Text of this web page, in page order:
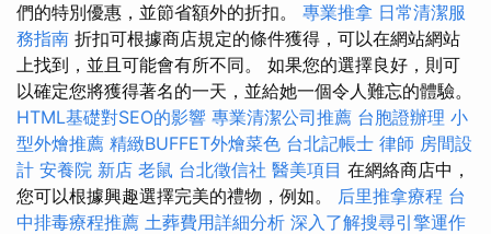
們的特別優惠，並節省額外的折扣。 專業推拿 日常清潔服
務指南 折扣可根據商店規定的條件獲得，可以在網站網站
上找到，並且可能會有所不同。 如果您的選擇良好，則可
以確定您將獲得著名的一天，並給她一個令人難忘的體驗。
HTML基礎對SEO的影響 專業清潔公司推薦 台胞證辦理 小
型外燴推薦 精緻BUFFET外燴菜色 台北記帳士 律師 房間設
計 安養院 新店 老鼠 台北徵信社 醫美項目 在網絡商店中，
您可以根據興趣選擇完美的禮物，例如。 后里推拿療程 台
中排毒療程推薦 土葬費用詳細分析 深入了解搜尋引擎運作